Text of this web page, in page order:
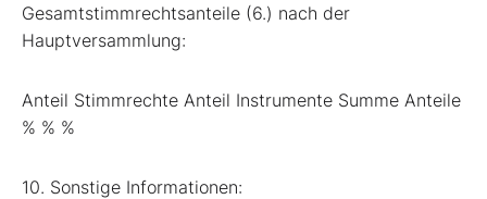
Gesamtstimmrechtsanteile (6.) nach der
Hauptversammlung:
Anteil Stimmrechte Anteil Instrumente Summe Anteile
% % %
10. Sonstige Informationen: